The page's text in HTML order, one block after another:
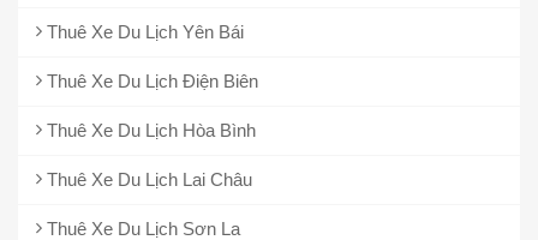
Thuê Xe Du Lịch Yên Bái
Thuê Xe Du Lịch Điện Biên
Thuê Xe Du Lịch Hòa Bình
Thuê Xe Du Lịch Lai Châu
Thuê Xe Du Lịch Sơn La